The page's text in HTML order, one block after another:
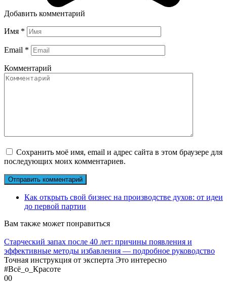
Добавить комментарий
Имя *
Email *
Комментарий
Сохранить моё имя, email и адрес сайта в этом браузере для
последующих моих комментариев.
Как открыть свой бизнес на производстве духов: от идеи
до первой партии
Вам также может понравиться
Старческий запах после 40 лет: причины появления и
эффективные методы избавления — подробное руководство
Точная инструкция от эксперта Это интересно
#Всё_о_Красоте
00